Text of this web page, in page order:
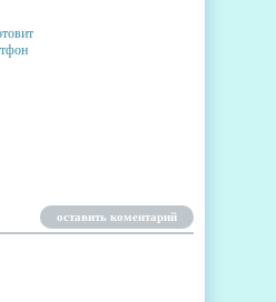
оставить коментарий